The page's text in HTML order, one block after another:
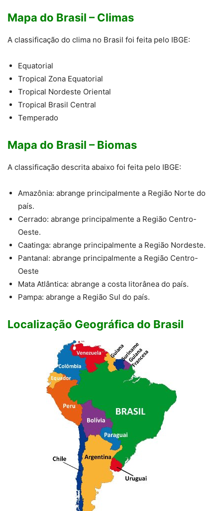
Mapa do Brasil – Climas
A classificação do clima no Brasil foi feita pelo IBGE:
Equatorial
Tropical Zona Equatorial
Tropical Nordeste Oriental
Tropical Brasil Central
Temperado
Mapa do Brasil – Biomas
A classificação descrita abaixo foi feita pelo IBGE:
Amazônia: abrange principalmente a Região Norte do
país.
Cerrado: abrange principalmente a Região Centro-
Oeste.
Caatinga: abrange principalmente a Região Nordeste.
Pantanal: abrange principalmente a Região Centro-
Oeste
Mata Atlântica: abrange a costa litorânea do país.
Pampa: abrange a Região Sul do país.
Localização Geográfica do Brasil